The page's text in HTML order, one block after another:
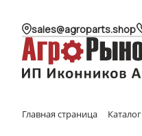
sales@agroparts.shop
Главная страница Каталог